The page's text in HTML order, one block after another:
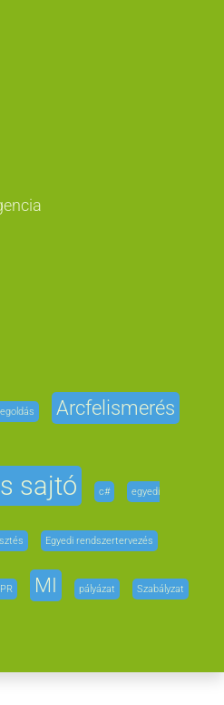
Arcfelismerés
sajtó c# egyedi
Egyedi rendszertervezés
MI pályázat Szabályzat